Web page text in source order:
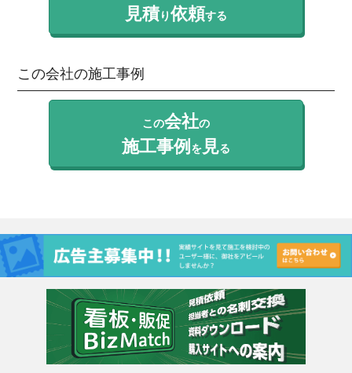
見積り依頼する
この会社の施工事例
この会社の
施工事例を 見る